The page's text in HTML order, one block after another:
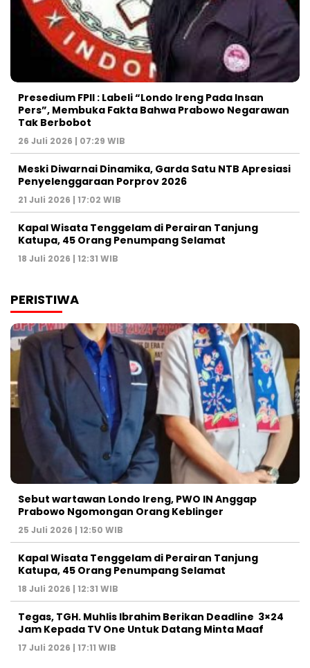
Presedium FPII : Labeli “Londo Ireng Pada Insan
Pers”, Membuka Fakta Bahwa Prabowo Negarawan
Tak Berbobot
26 Juli 2026 | 07:29 WIB
Meski Diwarnai Dinamika, Garda Satu NTB Apresiasi
Penyelenggaraan Porprov 2026 ‎
21 Juli 2026 | 17:02 WIB
Kapal Wisata Tenggelam di Perairan Tanjung
Katupa, 45 Orang Penumpang Selamat
18 Juli 2026 | 12:31 WIB
PERISTIWA
Sebut wartawan Londo Ireng, PWO IN Anggap
Prabowo Ngomongan Orang Keblinger
25 Juli 2026 | 12:50 WIB
Kapal Wisata Tenggelam di Perairan Tanjung
Katupa, 45 Orang Penumpang Selamat
18 Juli 2026 | 12:31 WIB
Tegas, TGH. Muhlis Ibrahim Berikan Deadline 3×24
Jam Kepada TV One Untuk Datang Minta Maaf
17 Juli 2026 | 17:11 WIB